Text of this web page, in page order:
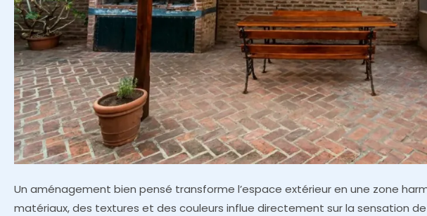
Un aménagement bien pensé transforme l’espace extérieur en une zone
matériaux, des textures et des couleurs influe directement sur la sensation